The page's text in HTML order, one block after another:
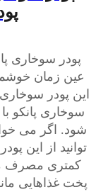
پودر سوخاری
عین زمان
این پودر
سوخاری پانکو
شود. اگر می
توانید از این
کمتری مصرف
پخت غذاهایی